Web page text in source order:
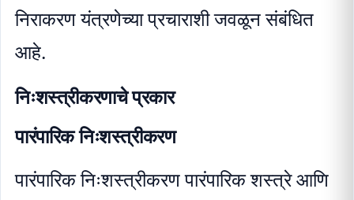
निराकरण यंत्रणेच्या प्रचाराशी जवळून संबंधित
आहे.
निःशस्त्रीकरणाचे प्रकार
पारंपारिक निःशस्त्रीकरण
पारंपारिक निःशस्त्रीकरण पारंपारिक शस्त्रे आणि